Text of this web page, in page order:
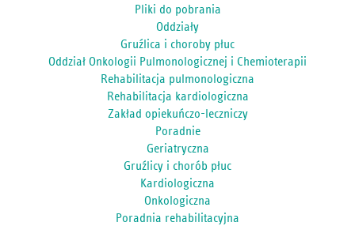
Pliki do pobrania
Oddziały
Gruźlica i choroby płuc
Oddział Onkologii Pulmonologicznej i Chemioterapii
Rehabilitacja pulmonologiczna
Rehabilitacja kardiologiczna
Zakład opiekuńczo-leczniczy
Poradnie
Geriatryczna
Gruźlicy i chorób płuc
Kardiologiczna
Onkologiczna
Poradnia rehabilitacyjna